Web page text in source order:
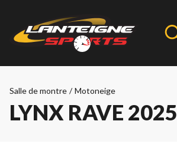
Salle de montre / Motoneige
LYNX RAVE 2025